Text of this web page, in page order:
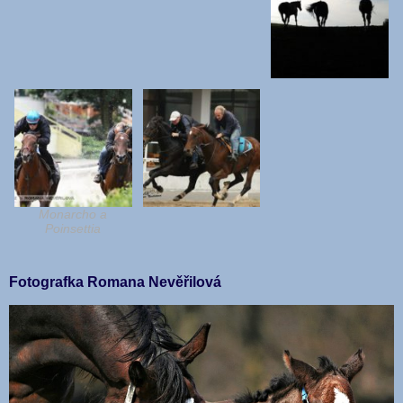
Monarcho a
Poinsettia
Fotografka Romana Nevěřilová